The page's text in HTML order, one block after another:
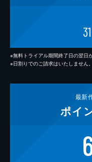
31
※無料トライアル期間終了日の翌日
※日割りでのご請求はいたしません。
最新
ポイ